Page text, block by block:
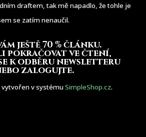
draftem, tak mě napadlo, že tohle je
se zatím nenaučil.
ještě 70 % článku.
pokračovat ve čtení,
k odběru newsletteru
zalogujte.
v systémuSimpleShop.cz.